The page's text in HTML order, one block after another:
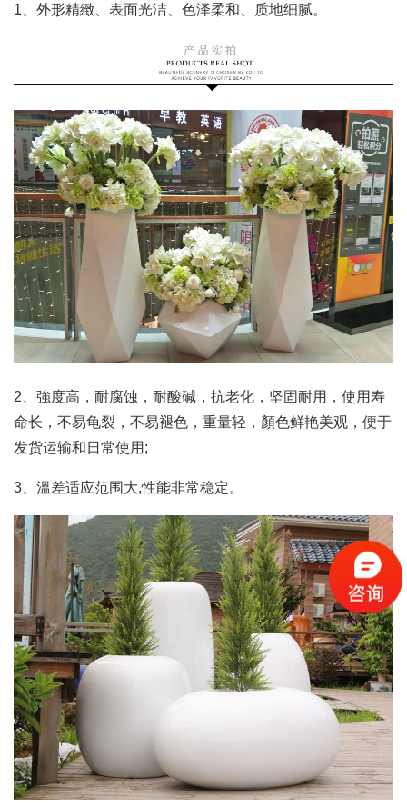
1、外形精緻、表面光洁、色泽柔和、质地细腻。
2、強度高，耐腐蚀，耐酸碱，抗老化，坚固耐用，使用寿
命长，不易龟裂，不易褪色，重量轻，顏色鲜艳美观，便于
发货运输和日常使用;
3、溫差适应范围大,性能非常稳定。